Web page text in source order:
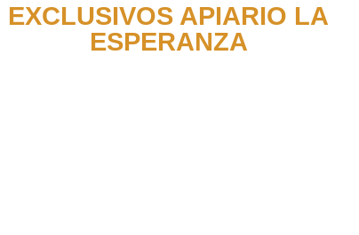
EXCLUSIVOS APIARIO LA
ESPERANZA